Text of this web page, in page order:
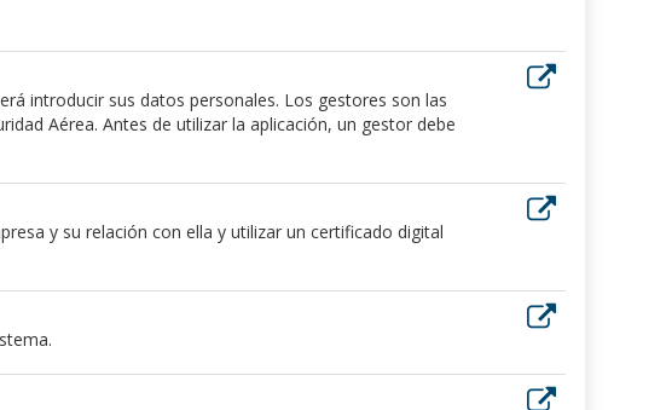
introducir sus datos personales. Los gestores son las
Aérea. Antes de utilizar la aplicación, un gestor debe
y su relación con ella y utilizar un certificado digital